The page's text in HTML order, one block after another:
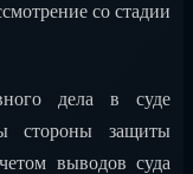
со стадии
дела в суде
стороны защиты
выводов суда